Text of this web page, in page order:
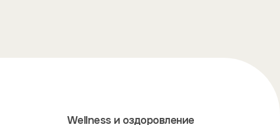
Wellness и оздоровление